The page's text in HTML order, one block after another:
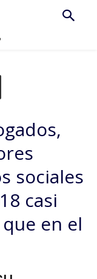
sociales
casi
en el